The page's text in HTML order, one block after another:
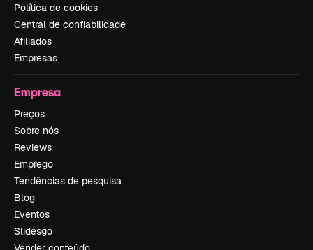
Política de cookies
Central de confiabilidade
Afiliados
Empresas
Empresa
Preços
Sobre nós
Reviews
Emprego
Tendências de pesquisa
Blog
Eventos
Slidesgo